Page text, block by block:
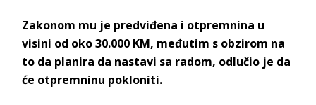
Zakonom mu je predviđena i otpremnina u
visini od oko 30.000 KM, međutim s obzirom na
to da planira da nastavi sa radom, odlučio je da
će otpremninu pokloniti.